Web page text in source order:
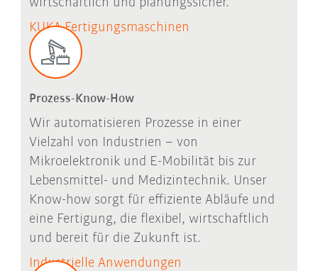
wirtschaftlich und planungssicher.
KUKA Fertigungsmaschinen
Prozess-Know-How
Wir automatisieren Prozesse in einer
Vielzahl von Industrien – von
Mikroelektronik und E-Mobilität bis zur
Lebensmittel- und Medizintechnik. Unser
Know-how sorgt für effiziente Abläufe und
eine Fertigung, die flexibel, wirtschaftlich
und bereit für die Zukunft ist.
Industrielle Anwendungen